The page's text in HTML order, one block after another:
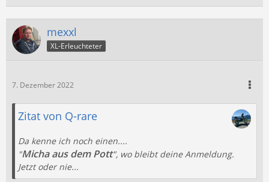
mexxl
XL-Erleuchteter
7. Dezember 2022
Zitat von Q-rare
Da kenne ich noch einen....
"Micha aus dem Pott", wo bleibt deine Anmeldung.
Jetzt oder nie...